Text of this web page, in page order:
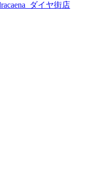
ダイヤ街店